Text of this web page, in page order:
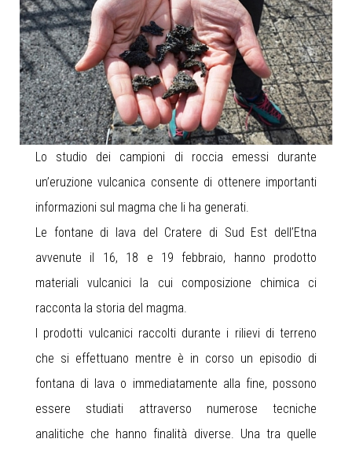
Lo studio dei campioni di roccia emessi durante
un’eruzione vulcanica consente di ottenere importanti
informazioni sul magma che li ha generati.
Le fontane di lava del Cratere di Sud Est dell’Etna
avvenute il 16, 18 e 19 febbraio, hanno prodotto
materiali vulcanici la cui composizione chimica ci
racconta la storia del magma.
I prodotti vulcanici raccolti durante i rilievi di terreno
che si effettuano mentre è in corso un episodio di
fontana di lava o immediatamente alla fine, possono
essere studiati attraverso numerose tecniche
analitiche che hanno finalità diverse. Una tra quelle